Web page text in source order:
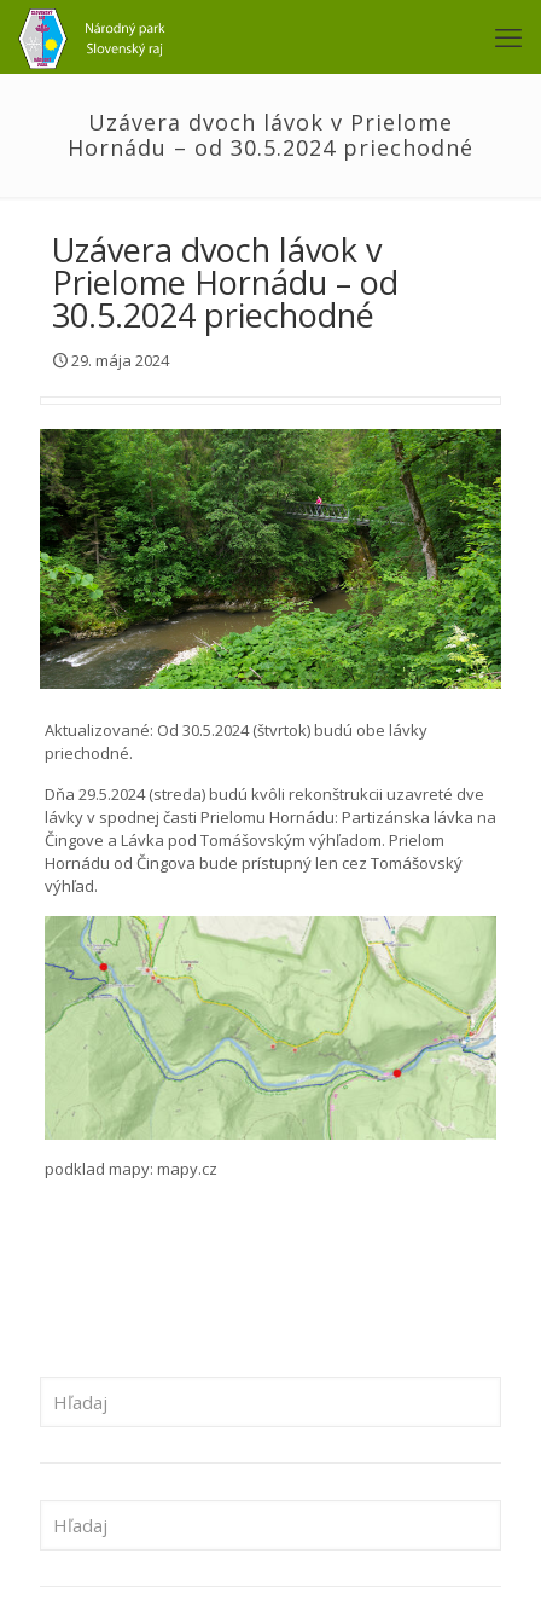
Uzávera dvoch lávok v Prielome
Hornádu – od 30.5.2024 priechodné
Uzávera dvoch lávok v
Prielome Hornádu – od
30.5.2024 priechodné
29. mája 2024
Aktualizované: Od 30.5.2024 (štvrtok) budú obe lávky
priechodné.
Dňa 29.5.2024 (streda) budú kvôli rekonštrukcii uzavreté dve
lávky v spodnej časti Prielomu Hornádu: Partizánska lávka na
Čingove a Lávka pod Tomášovským výhľadom. Prielom
Hornádu od Čingova bude prístupný len cez Tomášovský
výhľad.
podklad mapy: mapy.cz